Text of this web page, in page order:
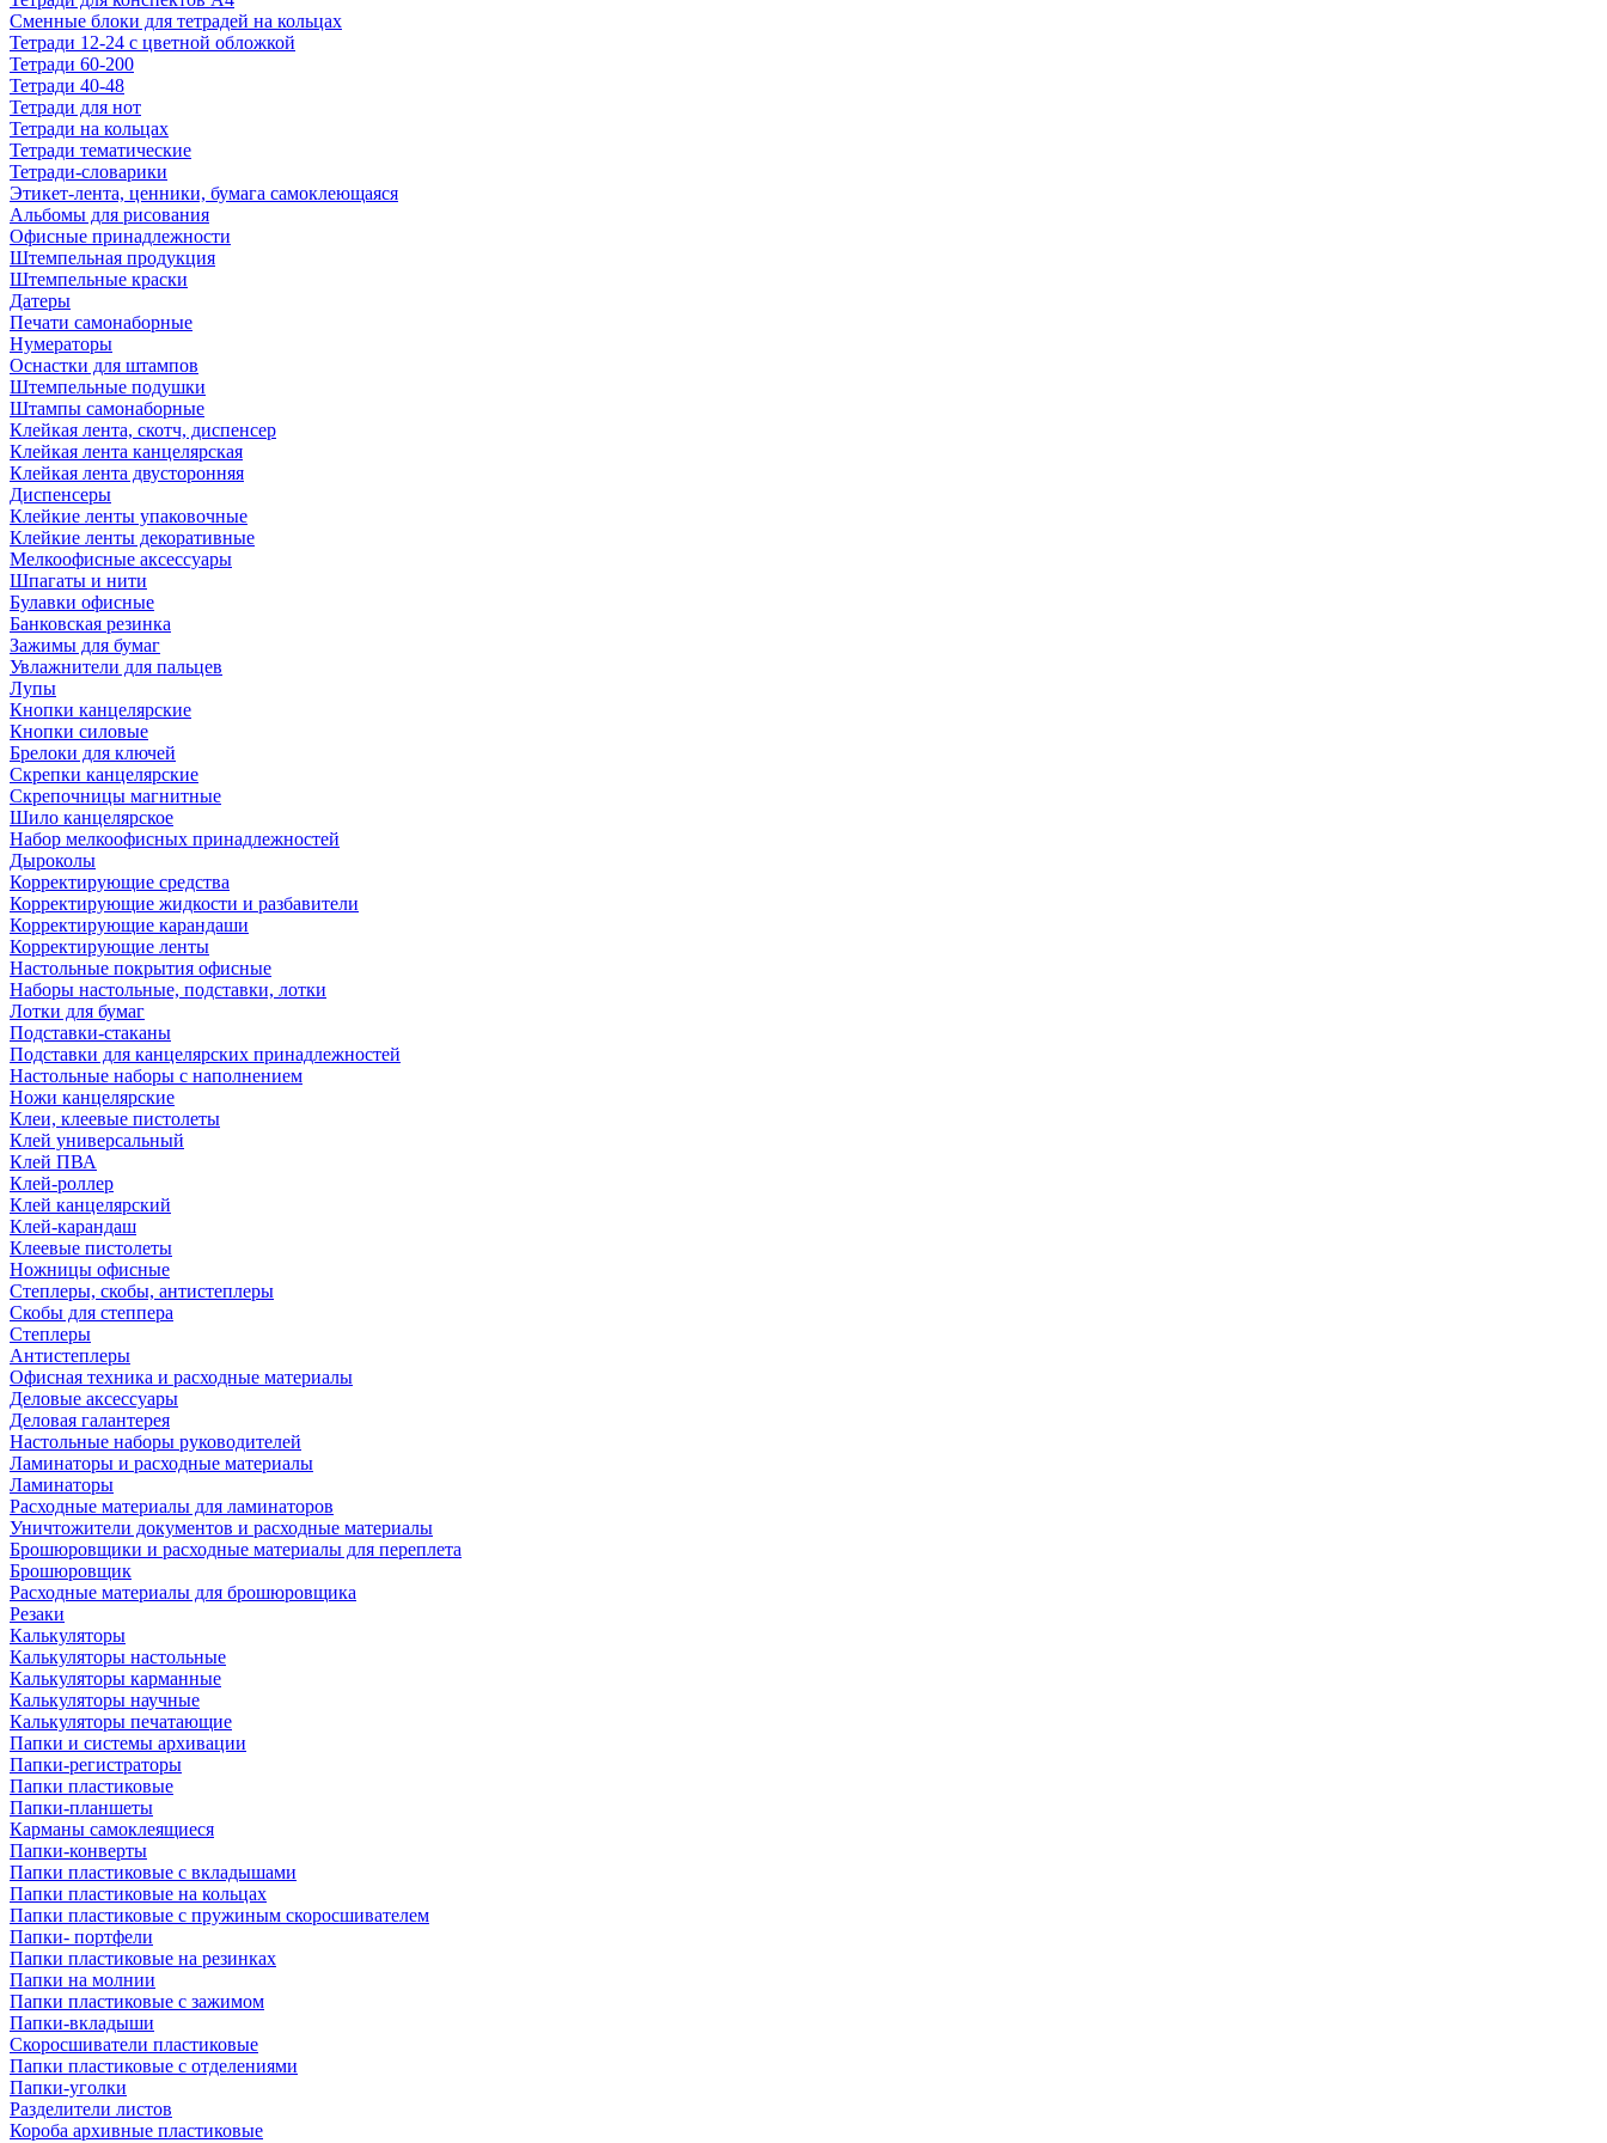
Сменные блоки для тетрадей на кольцах
Тетради 12-24 с цветной обложкой
Тетради 60-200
Тетради 40-48
Тетради для нот
Тетради на кольцах
Тетради тематические
Тетради-словарики
Этикет-лента, ценники, бумага самоклеющаяся
Альбомы для рисования
Офисные принадлежности
Штемпельная продукция
Штемпельные краски
Датеры
Печати самонаборные
Нумераторы
Оснастки для штампов
Штемпельные подушки
Штампы самонаборные
Клейкая лента, скотч, диспенсер
Клейкая лента канцелярская
Клейкая лента двусторонняя
Диспенсеры
Клейкие ленты упаковочные
Клейкие ленты декоративные
Мелкоофисные аксессуары
Шпагаты и нити
Булавки офисные
Банковская резинка
Зажимы для бумаг
Увлажнители для пальцев
Лупы
Кнопки канцелярские
Кнопки силовые
Брелоки для ключей
Скрепки канцелярские
Скрепочницы магнитные
Шило канцелярское
Набор мелкоофисных принадлежностей
Дыроколы
Корректирующие средства
Корректирующие жидкости и разбавители
Корректирующие карандаши
Корректирующие ленты
Настольные покрытия офисные
Наборы настольные, подставки, лотки
Лотки для бумаг
Подставки-стаканы
Подставки для канцелярских принадлежностей
Настольные наборы с наполнением
Ножи канцелярские
Клеи, клеевые пистолеты
Клей универсальный
Клей ПВА
Клей-роллер
Клей канцелярский
Клей-карандаш
Клеевые пистолеты
Ножницы офисные
Степлеры, скобы, антистеплеры
Скобы для степпера
Степлеры
Антистеплеры
Офисная техника и расходные материалы
Деловые аксессуары
Деловая галантерея
Настольные наборы руководителей
Ламинаторы и расходные материалы
Ламинаторы
Расходные материалы для ламинаторов
Уничтожители документов и расходные материалы
Брошюровщики и расходные материалы для переплета
Брошюровщик
Расходные материалы для брошюровщика
Резаки
Калькуляторы
Калькуляторы настольные
Калькуляторы карманные
Калькуляторы научные
Калькуляторы печатающие
Папки и системы архивации
Папки-регистраторы
Папки пластиковые
Папки-планшеты
Карманы самоклеящиеся
Папки-конверты
Папки пластиковые с вкладышами
Папки пластиковые на кольцах
Папки пластиковые с пружиным скоросшивателем
Папки- портфели
Папки пластиковые на резинках
Папки на молнии
Папки пластиковые с зажимом
Папки-вкладыши
Скоросшиватели пластиковые
Папки пластиковые с отделениями
Папки-уголки
Разделители листов
Короба архивные пластиковые